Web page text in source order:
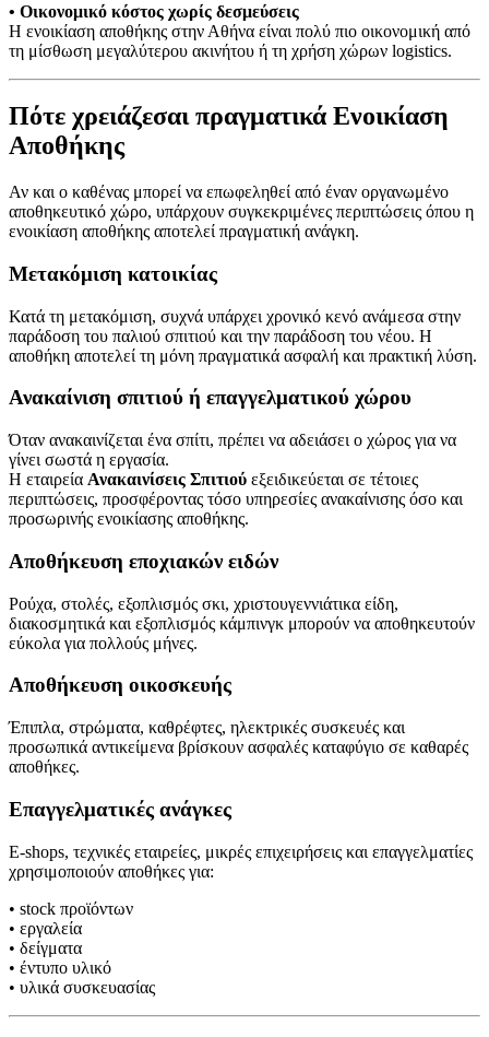
• Οικονομικό κόστος χωρίς δεσμεύσεις
Η ενοικίαση αποθήκης στην Αθήνα είναι πολύ πιο οικονομική από
τη μίσθωση μεγαλύτερου ακινήτου ή τη χρήση χώρων logistics.
Πότε χρειάζεσαι πραγματικά Ενοικίαση
Αποθήκης
Αν και ο καθένας μπορεί να επωφεληθεί από έναν οργανωμένο
αποθηκευτικό χώρο, υπάρχουν συγκεκριμένες περιπτώσεις όπου η
ενοικίαση αποθήκης αποτελεί πραγματική ανάγκη.
Μετακόμιση κατοικίας
Κατά τη μετακόμιση, συχνά υπάρχει χρονικό κενό ανάμεσα στην
παράδοση του παλιού σπιτιού και την παράδοση του νέου. Η
αποθήκη αποτελεί τη μόνη πραγματικά ασφαλή και πρακτική λύση.
Ανακαίνιση σπιτιού ή επαγγελματικού χώρου
Όταν ανακαινίζεται ένα σπίτι, πρέπει να αδειάσει ο χώρος για να
γίνει σωστά η εργασία.
Η εταιρεία Ανακαινίσεις Σπιτιού εξειδικεύεται σε τέτοιες
περιπτώσεις, προσφέροντας τόσο υπηρεσίες ανακαίνισης όσο και
προσωρινής ενοικίασης αποθήκης.
Αποθήκευση εποχιακών ειδών
Ρούχα, στολές, εξοπλισμός σκι, χριστουγεννιάτικα είδη,
διακοσμητικά και εξοπλισμός κάμπινγκ μπορούν να αποθηκευτούν
εύκολα για πολλούς μήνες.
Αποθήκευση οικοσκευής
Έπιπλα, στρώματα, καθρέφτες, ηλεκτρικές συσκευές και
προσωπικά αντικείμενα βρίσκουν ασφαλές καταφύγιο σε καθαρές
αποθήκες.
Επαγγελματικές ανάγκες
E-shops, τεχνικές εταιρείες, μικρές επιχειρήσεις και επαγγελματίες
χρησιμοποιούν αποθήκες για:
• stock προϊόντων
• εργαλεία
• δείγματα
• έντυπο υλικό
• υλικά συσκευασίας